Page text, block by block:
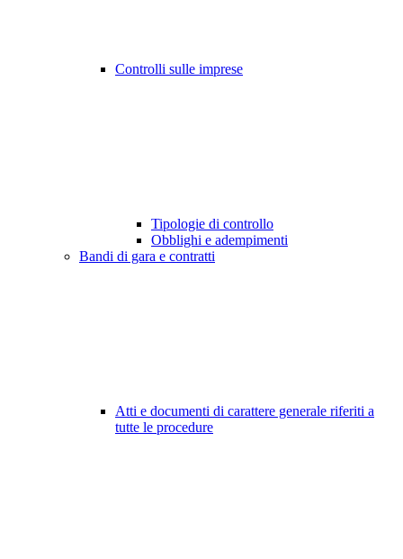
Controlli sulle imprese
Tipologie di controllo
Obblighi e adempimenti
Bandi di gara e contratti
Atti e documenti di carattere generale riferiti a
tutte le procedure